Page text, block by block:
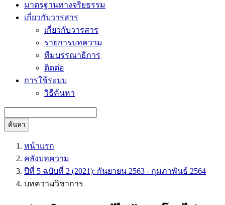
มาตรฐานทางจริยธรรม
เกี่ยวกับวารสาร
เกี่ยวกับวารสาร
รายการบทความ
ทีมบรรณาธิการ
ติดต่อ
การใช้ระบบ
วิธีค้นหา
ค้นหา
หน้าแรก
คลังบทความ
ปีที่ 5 ฉบับที่ 2 (2021): กันยายน 2563 - กุมภาพันธ์ 2564
บทความวิชาการ